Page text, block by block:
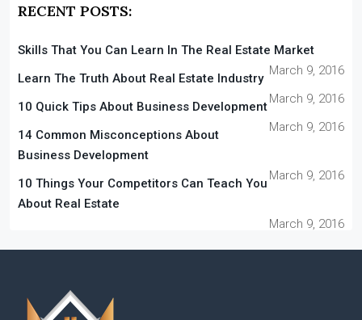
RECENT POSTS:
Skills That You Can Learn In The Real Estate Market
March 9, 2016
Learn The Truth About Real Estate Industry
March 9, 2016
10 Quick Tips About Business Development
March 9, 2016
14 Common Misconceptions About
Business Development
March 9, 2016
10 Things Your Competitors Can Teach You
About Real Estate
March 9, 2016